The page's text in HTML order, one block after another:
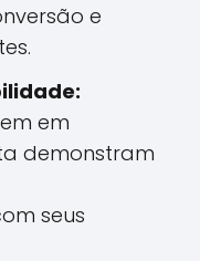
e
em
demonstram
seus